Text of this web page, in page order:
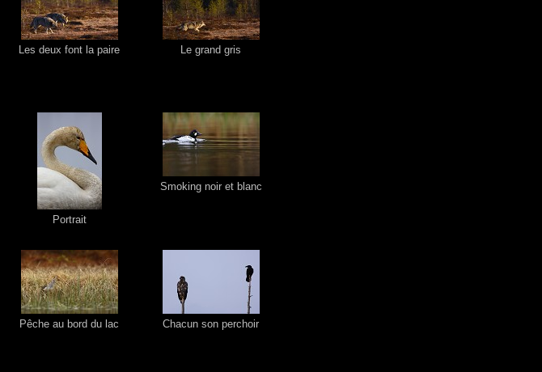
Les deux font la paire Le grand gris
Portrait
Smoking noir et blanc
Pêche au bord du lac Chacun son perchoir